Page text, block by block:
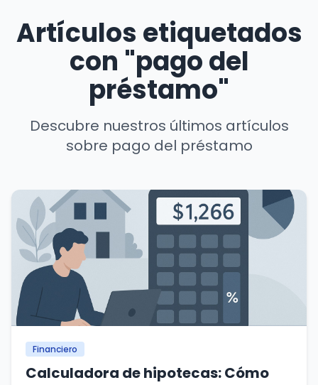
Artículos etiquetados
con "pago del
préstamo"
Descubre nuestros últimos artículos
sobre pago del préstamo
Financiero
Calculadora de hipotecas: Cómo